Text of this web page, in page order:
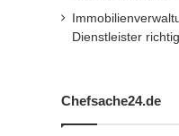
Dienstleister
Chefsache24.de